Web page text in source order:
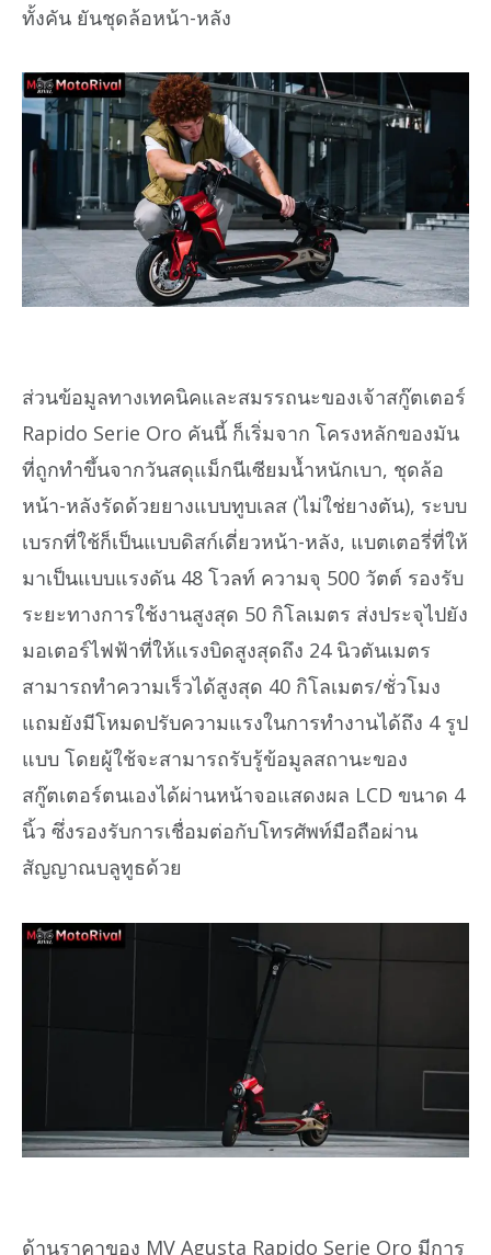
ทั้งคัน ยันชุดล้อหน้า-หลัง
ส่วนข้อมูลทางเทคนิคและสมรรถนะของเจ้าสกู๊ตเตอร์
Rapido Serie Oro คันนี้ ก็เริ่มจาก โครงหลักของมัน
ที่ถูกทำขึ้นจากวันสดุแม็กนีเซียมน้ำหนักเบา, ชุดล้อ
หน้า-หลังรัดด้วยยางแบบทูบเลส (ไม่ใช่ยางตัน), ระบบ
เบรกที่ใช้ก็เป็นแบบดิสก์เดี่ยวหน้า-หลัง, แบตเตอรี่ที่ให้
มาเป็นแบบแรงดัน 48 โวลท์ ความจุ 500 วัตต์ รองรับ
ระยะทางการใช้งานสูงสุด 50 กิโลเมตร ส่งประจุไปยัง
มอเตอร์ไฟฟ้าที่ให้แรงบิดสูงสุดถึง 24 นิวตันเมตร
สามารถทำความเร็วได้สูงสุด 40 กิโลเมตร/ชั่วโมง
แถมยังมีโหมดปรับความแรงในการทำงานได้ถึง 4 รูป
แบบ โดยผู้ใช้จะสามารถรับรู้ข้อมูลสถานะของ
สกู๊ตเตอร์ตนเองได้ผ่านหน้าจอแสดงผล LCD ขนาด 4
นิ้ว ซึ่งรองรับการเชื่อมต่อกับโทรศัพท์มือถือผ่าน
สัญญาณบลูทูธด้วย
ด้านราคาของ MV Agusta Rapido Serie Oro มีการ